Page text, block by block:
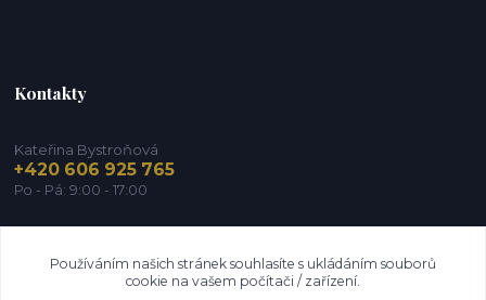
Kontakty
Kateřina Bystroňová
+420 606 925 765
Po - Pá: 9:00 - 17:00
Používáním našich stránek souhlasíte s ukládáním souborů
cookie na vašem počítači / zařízení.